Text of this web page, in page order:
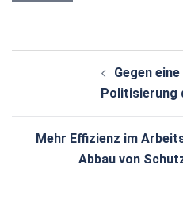
Beitragsnavigation
Gegen
Politisierung
Mehr Effizienz im
Abbau von